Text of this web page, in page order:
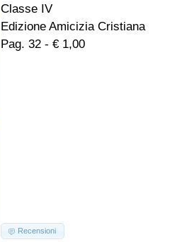
Classe IV
Edizione Amicizia Cristiana
Pag. 32 - € 1,00
Recensioni